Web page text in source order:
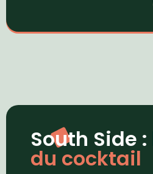
South Side :
du cocktail